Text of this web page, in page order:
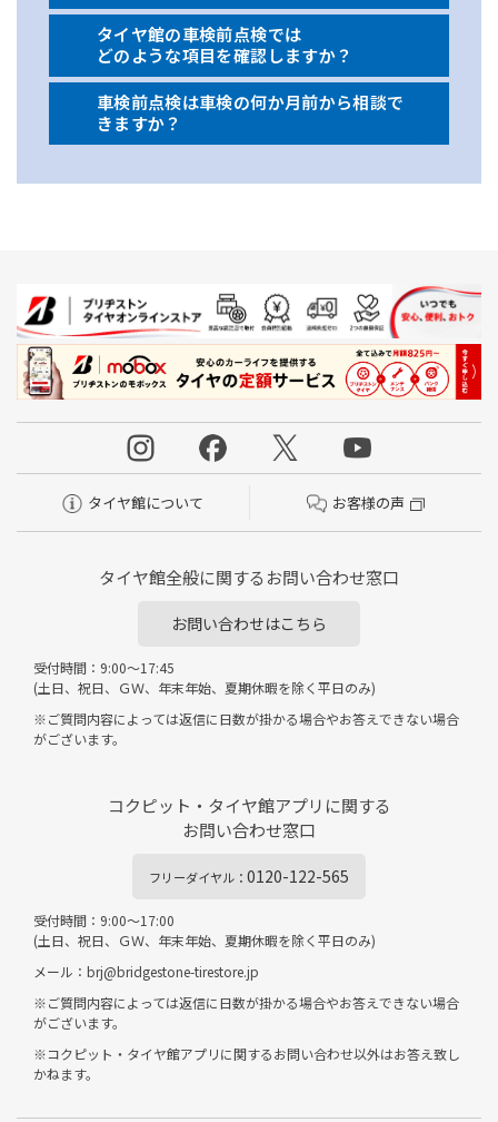
タイヤ館の車検前点検では
どのような項目を確認しますか？
車検前点検は車検の何か月前から相談で
きますか？
タイヤ館について お客様の声
タイヤ館全般に関するお問い合わせ窓口
お問い合わせはこちら
受付時間：9:00～17:45
(土日、祝日、ＧＷ、年末年始、夏期休暇を除く平日のみ)
※ご質問内容によっては返信に日数が掛かる場合やお答えできない場合
がございます。
コクピット・タイヤ館アプリに関する
お問い合わせ窓口
フリーダイヤル： 0120-122-565
受付時間：9:00～17:00
(土日、祝日、ＧＷ、年末年始、夏期休暇を除く平日のみ)
メール：brj@bridgestone-tirestore.jp
※ご質問内容によっては返信に日数が掛かる場合やお答えできない場合
がございます。
※コクピット・タイヤ館アプリに関するお問い合わせ以外はお答え致し
かねます。